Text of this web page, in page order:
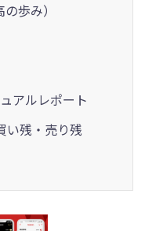
歩み）
アルレポート
い残・売り残